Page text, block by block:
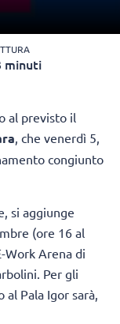
minuti
al previsto il
, che venerdì 5,
congiunto
si aggiunge
(ore 16 al
Work Arena di
Per gli
al Pala Igor sarà,